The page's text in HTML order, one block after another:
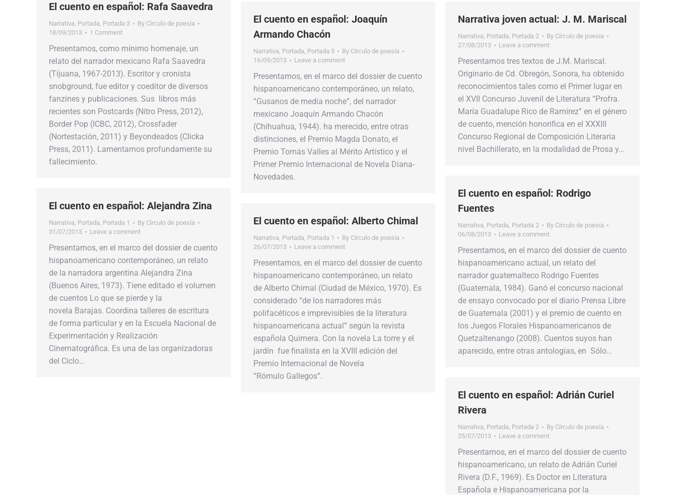
El cuento en español: Rafa Saavedra
Narrativa, Portada, Portada 3 By Círculo de poesía
18/09/2013
1 Comment
Presentamos, como mínimo homenaje, un
relato del narrador mexicano Rafa Saavedra
(Tijuana, 1967-2013). Escritor y cronista
snobground, fue editor y coeditor de diversos
fanzines y publicaciones. Sus libros más
recientes son Postcards (Nitro Press, 2012),
Border Pop (ICBC, 2012), Crossfader
(Nortestación, 2011) y Beyondeados (Clicka
Press, 2011). Lamentamos profundamente su
fallecimiento.
El cuento en español: Joaquín
Armando Chacón
Narrativa, Portada, Portada 3 By Círculo de poesía
16/09/2013
Leave a comment
Presentamos, en el marco del dossier de cuento
hispanoamericano contemporáneo, un relato,
“Gusanos de media noche”, del narrador
mexicano Joaquín Armando Chacón
(Chihuahua, 1944). ha merecido, entre otras
distinciones, el Premio Magda Donato, el
Premio Tomás Valles al Mérito Artístico y el
Primer Premio Internacional de Novela Diana-
Novedades.
Narrativa joven actual: J. M. Mariscal
Narrativa, Portada, Portada 2 By Círculo de poesía
27/08/2013
Leave a comment
Presentamos tres textos de J.M. Mariscal.
Originario de Cd. Obregón, Sonora, ha obtenido
reconocimientos tales como el Primer lugar en
el XVII Concurso Juvenil de Literatura “Profra.
María Guadalupe Rico de Ramírez” en el género
de cuento, mención honorifica en el XXXIII
Concurso Regional de Composición Literaria
nivel Bachillerato, en la modalidad de Prosa y…
El cuento en español: Rodrigo
Fuentes
Narrativa, Portada, Portada 2 By Círculo de poesía
06/08/2013
Leave a comment
Presentamos, en el marco del dossier de cuento
hispanoamericano actual, un relato del
narrador guatemalteco Rodrigo Fuentes
(Guatemala, 1984). Ganó el concurso nacional
de ensayo convocado por el diario Prensa Libre
de Guatemala (2001) y el premio de cuento en
los Juegos Florales Hispanoamericanos de
Quetzaltenango (2008). Cuentos suyos han
aparecido, entre otras antologías, en Sólo…
El cuento en español: Alejandra Zina
Narrativa, Portada, Portada 1 By Círculo de poesía
31/07/2013
Leave a comment
Presentamos, en el marco del dossier de cuento
hispanoamericano contemporáneo, un relato
de la narradora argentina Alejandra Zina
(Buenos Aires, 1973). Tiene editado el volumen
de cuentos Lo que se pierde y la
novela Barajas. Coordina talleres de escritura
de forma particular y en la Escuela Nacional de
Experimentación y Realización
Cinematográfica. Es una de las organizadoras
del Ciclo…
El cuento en español: Alberto Chimal
Narrativa, Portada, Portada 1 By Círculo de poesía
26/07/2013
Leave a comment
Presentamos, en el marco del dossier de cuento
hispanoamericano contemporáneo, un relato
de Alberto Chimal (Ciudad de México, 1970). Es
considerado “de los narradores más
polifacéticos e imprevisibles de la literatura
hispanoamericana actual” según la revista
española Quimera. Con la novela La torre y el
jardín fue finalista en la XVIII edición del
Premio Internacional de Novela
“Rómulo Gallegos”.
El cuento en español: Adrián Curiel
Rivera
Narrativa, Portada, Portada 2 By Círculo de poesía
25/07/2013
Leave a comment
Presentamos, en el marco del dossier de cuento
hispanoamericano, un relato de Adrián Curiel
Rivera (D.F., 1969). Es Doctor en Literatura
Española e Hispanoamericana por la